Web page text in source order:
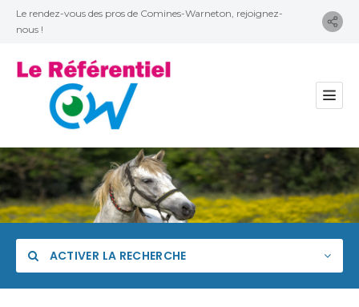
Le rendez-vous des pros de Comines-Warneton, rejoignez-
nous !
ACTIVER LA RECHERCHE